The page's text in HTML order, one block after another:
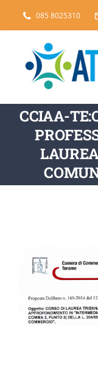
085 8025310
CHI SIAMO
DICONO DI NOI
DOWNLOAD
SOSTENIBILITÀ
CCIAA-